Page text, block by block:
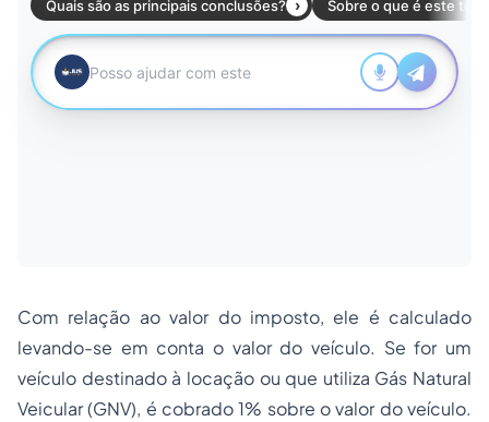
Com relação ao valor do imposto, ele é calculado
levando-se em conta o valor do veículo. Se for um
veículo destinado à locação ou que utiliza Gás Natural
Veicular (GNV), é cobrado 1% sobre o valor do veículo.